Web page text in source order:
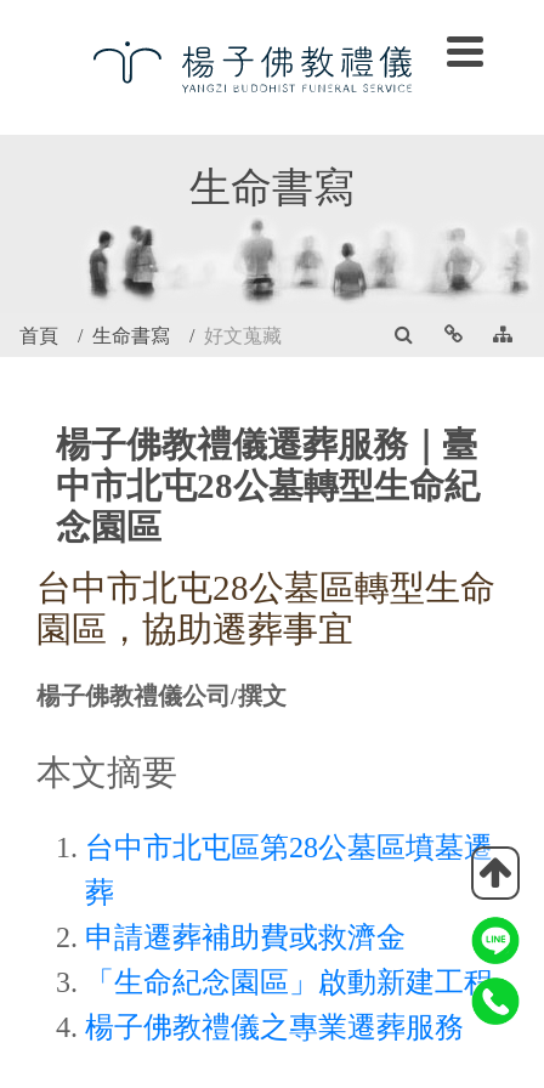
生命書寫
首頁 生命書寫 好文蒐藏
楊子佛教禮儀遷葬服務｜臺
中市北屯28公墓轉型生命紀
念園區
台中市北屯28公墓區轉型生命
園區，協助遷葬事宜
楊子佛教禮儀公司/撰文
本文摘要
台中市北屯區第28公墓區墳墓遷
葬
申請遷葬補助費或救濟金
「生命紀念園區」啟動新建工程
楊子佛教禮儀之專業遷葬服務